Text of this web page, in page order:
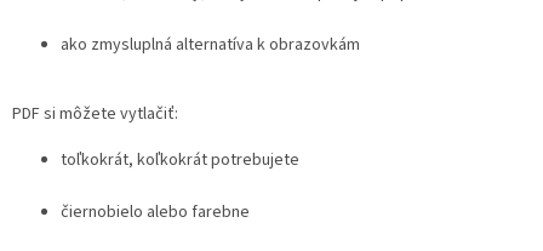
ako zmysluplná alternatíva k obrazovkám
PDF si môžete vytlačiť:
toľkokrát, koľkokrát potrebujete
čiernobielo alebo farebne